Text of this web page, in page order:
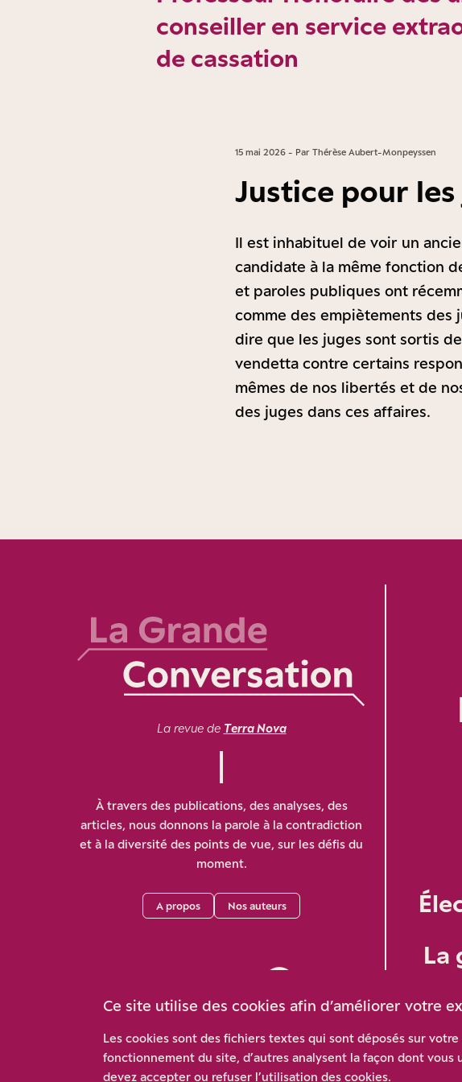
conseiller en service
de cassation
15 mai 2026 - Par Thérèse Aubert-Monpeyssen
Justice pour les
Il est inhabituel de voir un
candidate à la même fonction
et paroles publiques ont
comme des empiètements des
dire que les juges sont sortis
vendetta contre certains
mêmes de nos libertés et de
des juges dans ces affaires.
La revue de Terra Nova
À travers des publications, des analyses, des
articles, nous donnons la parole à la contradiction
et à la diversité des points de vue, sur les défis du
moment.
A propos Nos auteurs
La
Mentions légales
Ce site utilise des cookies afin d’améliorer votre
Les cookies sont des fichiers textes qui sont déposés sur
fonctionnement du site, d’autres analysent la façon dont
devez accepter ou refuser l’utilisation des cookies.